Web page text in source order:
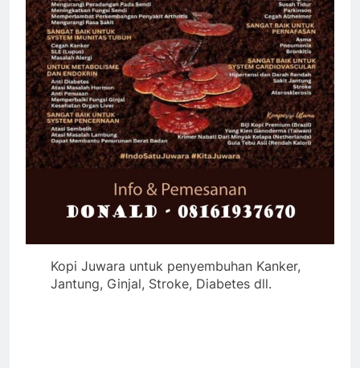
Kopi Juwara untuk penyembuhan Kanker,
Jantung, Ginjal, Stroke, Diabetes dll.